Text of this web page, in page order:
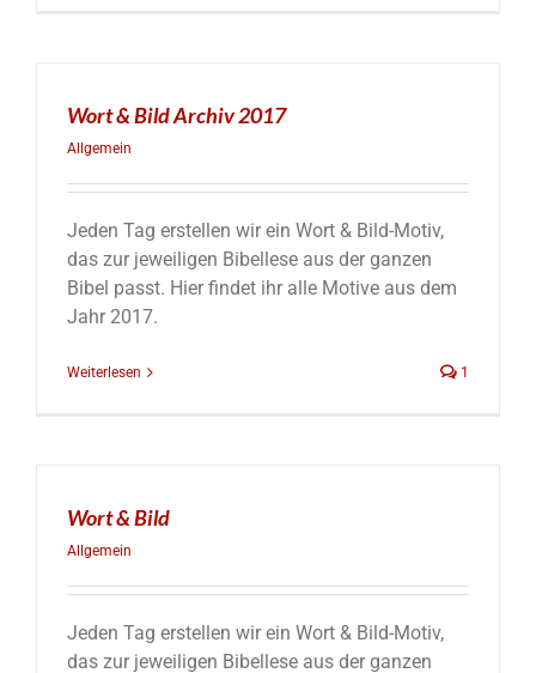
Wort & Bild Archiv 2017
Allgemein
Jeden Tag erstellen wir ein Wort & Bild-Motiv,
das zur jeweiligen Bibellese aus der ganzen
Bibel passt. Hier findet ihr alle Motive aus dem
Jahr 2017.
Weiterlesen 1
Wort & Bild
Allgemein
Jeden Tag erstellen wir ein Wort & Bild-Motiv,
das zur jeweiligen Bibellese aus der ganzen